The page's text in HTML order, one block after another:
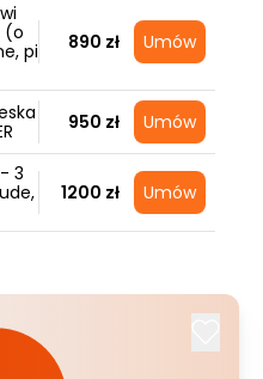
(o
pi
890 zł Umów
950 zł Umów
3
1200 zł Umów